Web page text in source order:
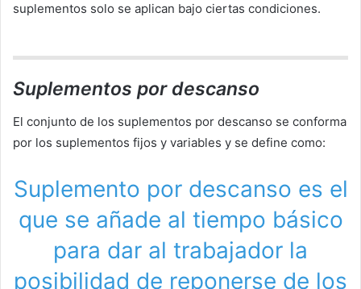
suplementos solo se aplican bajo ciertas condiciones.
Suplementos por descanso
El conjunto de los suplementos por descanso se conforma
por los suplementos fijos y variables y se define como:
Suplemento por descanso es el
que se añade al tiempo básico
para dar al trabajador la
posibilidad de reponerse de los